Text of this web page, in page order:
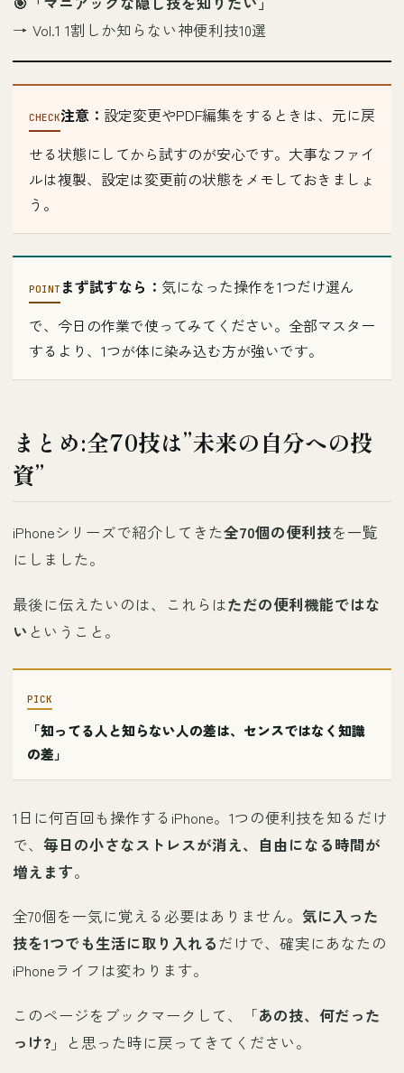
→ Vol.1 1割しか知らない神便利技10選
注意： 設定変更やPDF編集をするときは、元に戻
せる状態にしてから試すのが安心です。大事なファイ
ルは複製、設定は変更前の状態をメモしておきましょ
う。
まず試すなら： 気になった操作を1つだけ選ん
で、今日の作業で使ってみてください。全部マスター
するより、1つが体に染み込む方が強いです。
まとめ:全70技は”未来の自分への投
資”
iPhoneシリーズで紹介してきた全70個の便利技を一覧
にしました。
最後に伝えたいのは、これらはただの便利機能ではな
い ということ。
「知ってる人と知らない人の差は、センスではなく知識
の差」
1日に何百回も操作するiPhone。1つの便利技を知るだけ
で、 毎日の小さなストレスが消え、自由になる時間が
増えます。
全70個を一気に覚える必要はありません。 気に入った
技を1つでも生活に取り入れるだけで、確実にあなたの
iPhoneライフは変わります。
このページをブックマークして、「あの技、何だった
っけ? 」と思った時に戻ってきてください。